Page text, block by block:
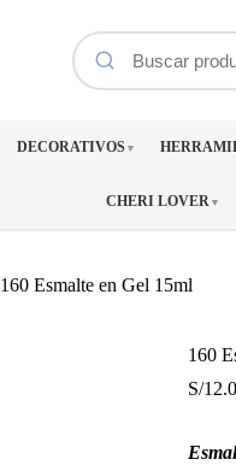
DECORATIVOS ▼
CHERI LOVER ▼
160 Esmalte en Gel 15ml
160
S/